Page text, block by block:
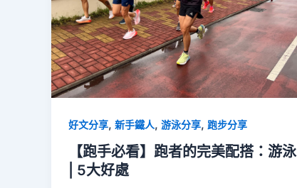
好文分享, 新手鐵人, 游泳分享, 跑步分享
【跑手必看】跑者的完美配搭：游泳
| 5大好處